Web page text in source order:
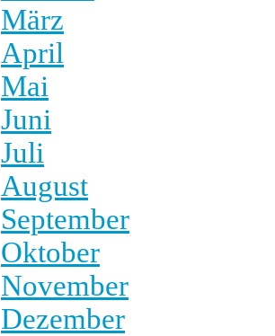
März
April
Mai
Juni
Juli
August
September
Oktober
November
Dezember